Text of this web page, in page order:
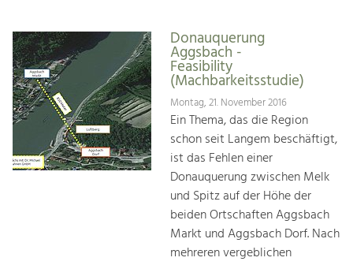
Donauquerung
Aggsbach -
Feasibility
(Machbarkeitsstudie)
Montag, 21. November 2016
Ein Thema, das die Region
schon seit Langem beschäftigt,
ist das Fehlen einer
Donauquerung zwischen Melk
und Spitz auf der Höhe der
beiden Ortschaften Aggsbach
Markt und Aggsbach Dorf. Nach
mehreren vergeblichen